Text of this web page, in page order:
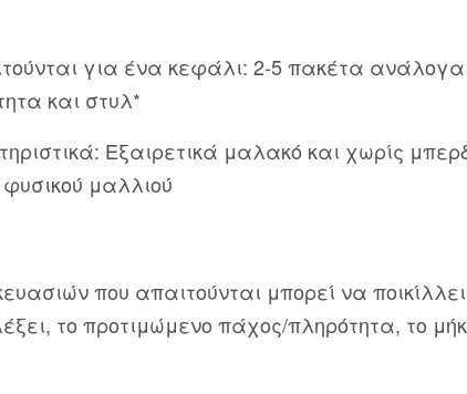
για ένα κεφάλι: 2-5 πακέτα
και στυλ*
Εξαιρετικά μαλακό και χωρίς
φυσικού μαλλιού
που απαιτούνται μπορεί να
το προτιμώμενο πάχος/πληρότητα, το